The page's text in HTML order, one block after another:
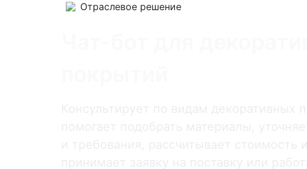
Отраслевое решение